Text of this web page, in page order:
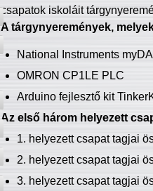
csapatok iskoláit
A tárgynyeremények,
National Instruments
OMRON CP1LE PLC
Arduino fejlesztő kit
Az első három helyezett
1. helyezett csapat tagjai
2. helyezett csapat tagjai
3. helyezett csapat tagjai